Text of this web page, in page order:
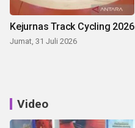
Kejurnas Track Cycling 2026
Jumat, 31 Juli 2026
Video